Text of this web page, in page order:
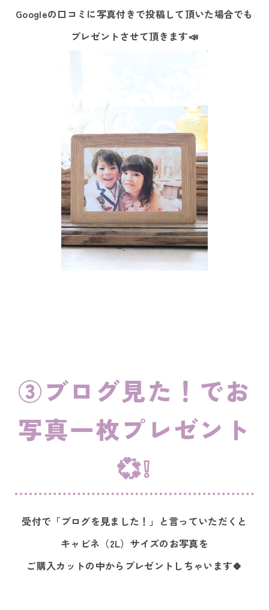
Googleの口コミに写真付きで投稿して頂いた場合でも
プレゼントさせて頂きます📣
③ブログ見た！でお
写真一枚プレゼント
💞❕
受付で「ブログを見ました！」と言っていただくと
キャビネ（2L）サイズのお写真を
ご購入カットの中からプレゼントしちゃいます🍀